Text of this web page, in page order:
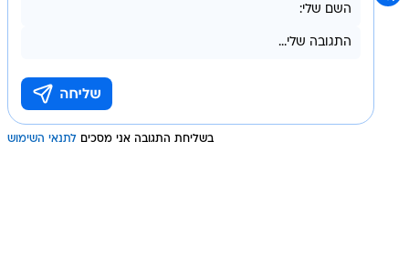
בשליחת התגובה אני מסכים לתנאי השימוש